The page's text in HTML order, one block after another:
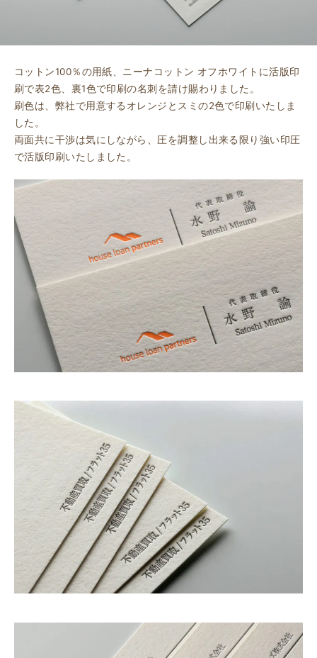
コットン100％の用紙、ニーナコットン オフホワイトに活版印
刷で表2色、裏1色で印刷の名刺を請け賜わりました。
刷色は、弊社で用意するオレンジとスミの2色で印刷いたしま
した。
両面共に干渉は気にしながら、圧を調整し出来る限り強い印圧
で活版印刷いたしました。